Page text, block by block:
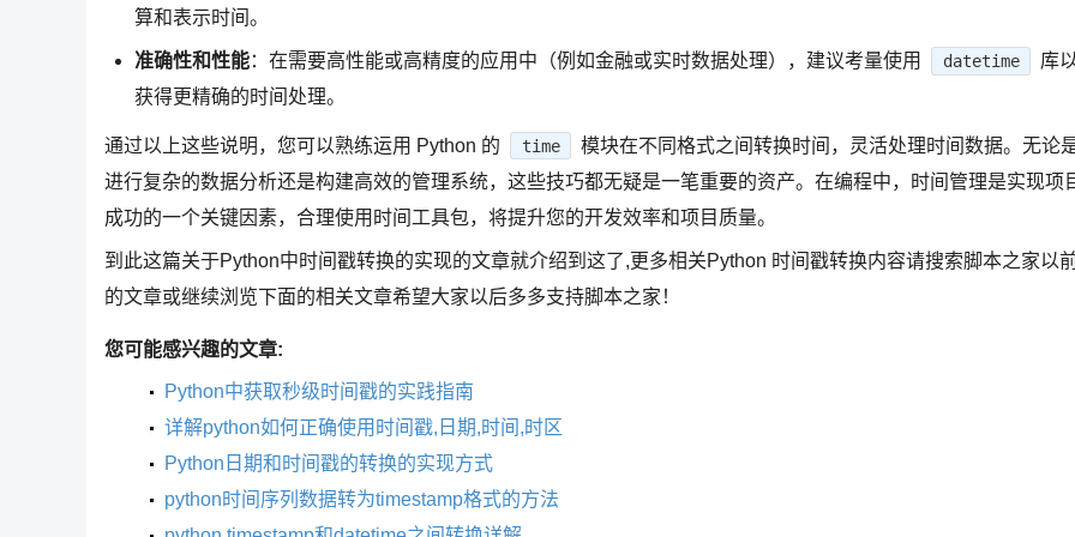
算和表示时间。
准确性和性能：在需要高性能或高精度的应用中（例如金融或实时数据处理），建议考量使用 datetime
库以
获得更精确的时间处理。
通过以上这些说明，您可以熟练运用 Python 的 time
模块在不同格式之间转换时间，灵活处理时间数据。无论
进行复杂的数据分析还是构建高效的管理系统，这些技巧都无疑是一笔重要的资产。在编程中，时间管理是实现项
成功的一个关键因素，合理使用时间工具包，将提升您的开发效率和项目质量。
到此这篇关于Python中时间戳转换的实现的文章就介绍到这了,更多相关Python 时间戳转换内容请搜索脚本之家以
的文章或继续浏览下面的相关文章希望大家以后多多支持脚本之家！
您可能感兴趣的文章:
Python中获取秒级时间戳的实践指南
详解python如何正确使用时间戳,日期,时间,时区
Python日期和时间戳的转换的实现方式
python时间序列数据转为timestamp格式的方法